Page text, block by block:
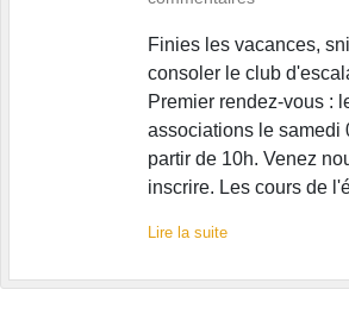
Finies les vacances,
consoler le club
Premier rendez-vous :
associations le samedi
partir de 10h. Venez
inscrire. Les cours de
Lire la suite